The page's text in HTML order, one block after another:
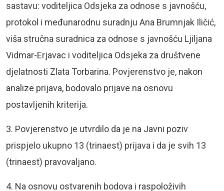
sastavu: voditeljica Odsjeka za odnose s javnošću,
protokol i međunarodnu suradnju Ana Brumnjak Iličić,
viša stručna suradnica za odnose s javnošću Ljiljana
Vidmar-Erjavac i voditeljica Odsjeka za društvene
djelatnosti Zlata Torbarina. Povjerenstvo je, nakon
analize prijava, bodovalo prijave na osnovu
postavljenih kriterija.
3. Povjerenstvo je utvrdilo da je na Javni poziv
prispjelo ukupno 13 (trinaest) prijava i da je svih 13
(trinaest) pravovaljano.
4. Na osnovu ostvarenih bodova i raspoloživih